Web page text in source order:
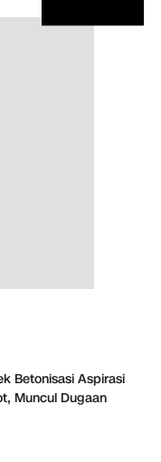
Betonisasi Aspirasi
Muncul Dugaan